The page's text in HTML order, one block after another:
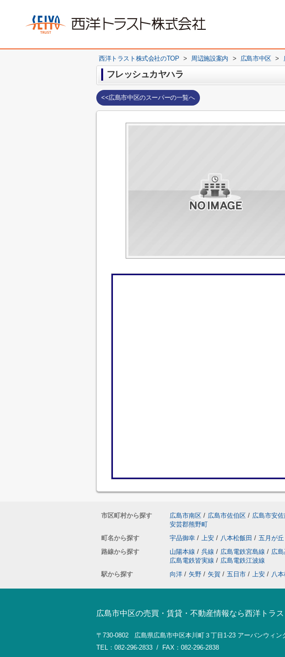
西洋トラスト株式会社のTOP > 周辺施設案内 > 広島市中区 >
フレッシュカヤハラ
<<広島市中区のスーパーの一覧へ
市区町村から探す 広島市南区 / 広島市佐伯区 / 広島市安
安芸郡熊野町
町名から探す
宇品御幸 / 上安 / 八本松飯田 / 五月が丘
路線から探す
山陽本線 / 呉線 / 広島電鉄宮島線 / 広
広島電鉄皆実線 / 広島電鉄江波線
駅から探す
向洋 / 矢野 / 矢賀 / 五日市 / 上安 / 八
広島市中区の売買・賃貸・不動産情報なら西洋トラス
〒730-0802 広島県広島市中区本川町３丁目1-23 アーバンウィ
TEL：082-296-2833 / FAX：082-296-2838